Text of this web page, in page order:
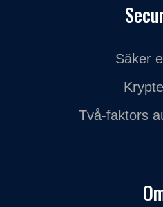
Säker
Två-faktors